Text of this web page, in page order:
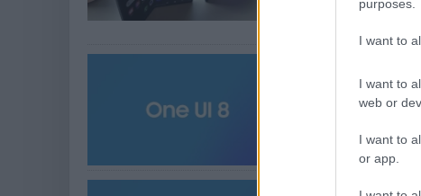
purposes.
I want to
I want to
web or
I want to
or app.
mindent a
funkcióit illeti
| 2025.07.09
Komoly
Íme a One